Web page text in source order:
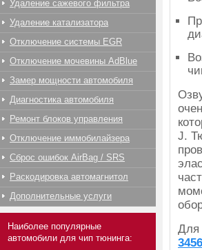
J.
Для
3456
Удаление сажевого фильтра
Удаление катализатора
Отключение системы EGR
Отключение мочевины AdBlue
Замер мощности автомобиля
Диагностика автомобиля
Ремонт блоков управления
Отключение иммобилайзера
Сброс ошибок AirBag / SRS
Раскодировка автомагнитол
Дополнительные услуги
Наиболее популярные
автомобили для чип тюнинга: